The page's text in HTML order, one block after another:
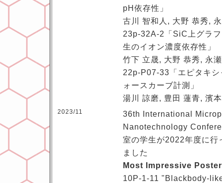
pH依存性」
古川 智和人, 大野 恭秀,
23p-32A-2「SiC上グラ
生のイオン濃度依存性」
竹下 立晟, 大野 恭秀, 永
22p-P07-33「エピタキ
ォースカーブ計測」
湯川 諒磨, 豊田 蓮青, 濱
2023/11
36th International
Nanotechnology
室の学生が2022年度に行
ました
Most Impressive
10P-1-11 "Blackbody-